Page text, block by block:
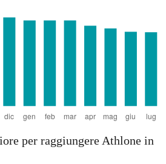
per raggiungere Athlone in